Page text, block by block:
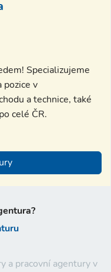
a pracovní agentury v
Specializujeme
pozice v
a technice, také
celé ČR.